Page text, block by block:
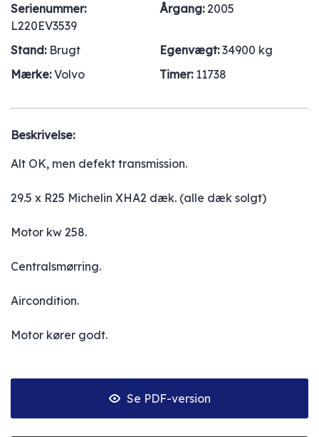
Serienummer:
L220EV3539
Årgang: 2005
Stand: Brugt Egenvægt:34900 kg
Mærke:Volvo Timer: 11738
Beskrivelse:
Alt OK, men defekt transmission.
29.5 x R25 Michelin XHA2 dæk. (alle dæk solgt)
Motor kw 258.
Centralsmørring.
Aircondition.
Motor kører godt.
Se PDF-version